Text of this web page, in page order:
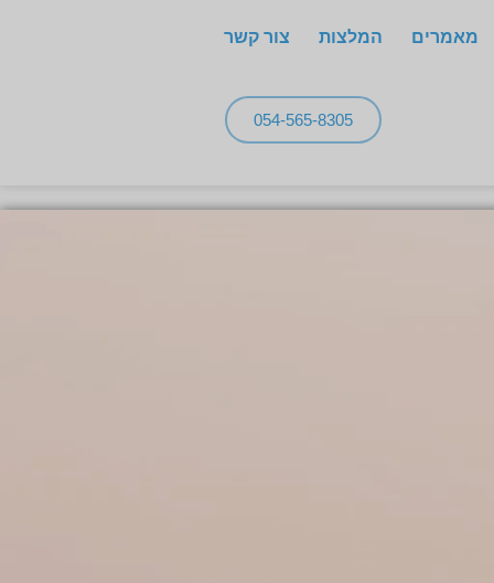
מאמרים המלצות צור קשר
054-565-8305